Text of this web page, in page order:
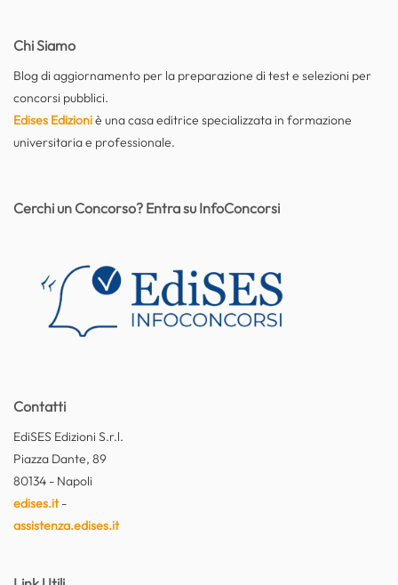
Chi Siamo
Blog di aggiornamento per la preparazione di test e selezioni per
concorsi pubblici.
Edises Edizioniè una casa editrice specializzata in formazione
universitaria e professionale.
Contatti
EdiSES Edizioni S.r.l.
Piazza Dante, 89
80134 - Napoli
edises.it-
assistenza.edises.it
Cerchi un Concorso? Entra su InfoConcorsi